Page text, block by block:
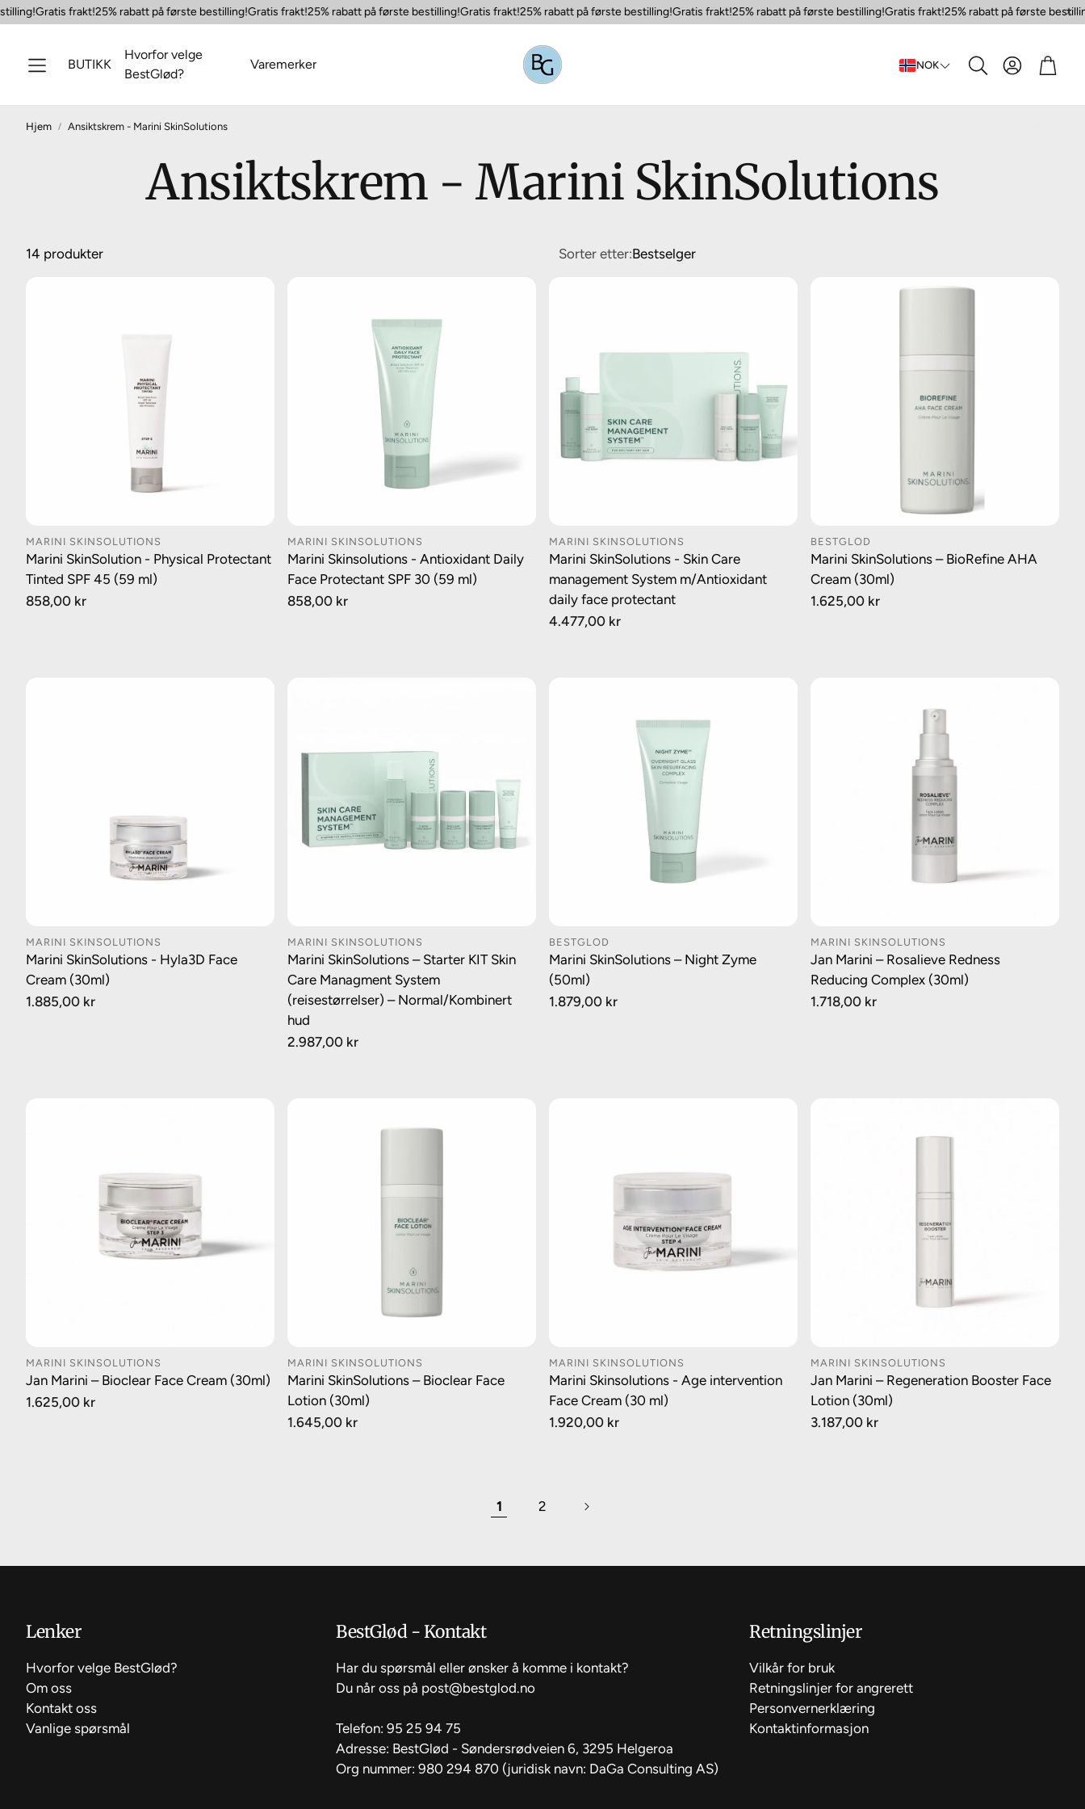
25% rabatt på første bestilling!
Gratis frakt!25% rabatt på første bestilling!Gratis frakt!25% rabatt på første bestilling!Gratis frakt!25% rabatt på første bestilling!Gratis frakt!25% rabatt på første bestilling!Gratis frakt!
BUTIKK
Hvorfor velge
BestGlød?
Varemerker NOK
Søk
Konto
Hjem Ansiktskrem - Marini SkinSolutions
Ansiktskrem - Marini SkinSolutions
14 produkter Sorter etter:Bestselger
LEGG I HANDLEKURV
MARINI SKINSOLUTIONS
Marini SkinSolution - Physical Protectant
Tinted SPF 45 (59 ml)
Vanlig
858,00 kr
LEGG I HANDLEKURV
MARINI SKINSOLUTIONS
Marini Skinsolutions - Antioxidant Daily
Face Protectant SPF 30 (59 ml)
Vanlig
858,00 kr
LEGG I HANDLEKURV
MARINI SKINSOLUTIONS
Marini SkinSolutions - Skin Care
management System m/Antioxidant
daily face protectant
Vanlig
4.477,00 kr
LEGG I HANDLEKURV
BESTGLOD
Marini SkinSolutions – BioRefine AHA
Cream (30ml)
Vanlig
1.625,00 kr
LEGG I HANDLEKURV
MARINI SKINSOLUTIONS
Marini SkinSolutions - Hyla3D Face
Cream (30ml)
Vanlig
1.885,00 kr
LEGG I HANDLEKURV
MARINI SKINSOLUTIONS
Marini SkinSolutions – Starter KIT Skin
Care Managment System
(reisestørrelser) – Normal/Kombinert
hud
Vanlig
2.987,00 kr
LEGG I HANDLEKURV
BESTGLOD
Marini SkinSolutions – Night Zyme
(50ml)
Vanlig
1.879,00 kr
LEGG I HANDLEKURV
MARINI SKINSOLUTIONS
Jan Marini – Rosalieve Redness
Reducing Complex (30ml)
Vanlig
1.718,00 kr
LEGG I HANDLEKURV
MARINI SKINSOLUTIONS
Jan Marini – Bioclear Face Cream (30ml)
Vanlig
1.625,00 kr
LEGG I HANDLEKURV
MARINI SKINSOLUTIONS
Marini SkinSolutions – Bioclear Face
Lotion (30ml)
Vanlig
1.645,00 kr
LEGG I HANDLEKURV
MARINI SKINSOLUTIONS
Marini Skinsolutions - Age intervention
Face Cream (30 ml)
Vanlig
1.920,00 kr
LEGG I HANDLEKURV
MARINI SKINSOLUTIONS
Jan Marini – Regeneration Booster Face
Lotion (30ml)
Vanlig
3.187,00 kr
1 2
Lenker
Hvorfor velge BestGlød?
Om oss
Kontakt oss
Vanlige spørsmål
BestGlød - Kontakt
Har du spørsmål eller ønsker å komme i kontakt?
Du når oss på post@bestglod.no
Telefon: 95 25 94 75
Adresse: BestGlød - Søndersrødveien 6, 3295 Helgeroa
Org nummer: 980 294 870 (juridisk navn: DaGa Consulting AS)
Retningslinjer
Vilkår for bruk
Retningslinjer for angrerett
Personvernerklæring
Kontaktinformasjon